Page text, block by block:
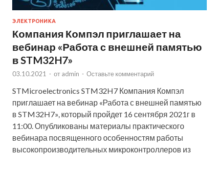
ЭЛЕКТРОНИКА
Компания Компэл приглашает на
вебинар «Работа с внешней памятью
в STM32H7»
03.10.2021 - от admin - Оставьте комментарий
STMicroelectronics STM32H7 Компания Компэл
приглашает на вебинар «Работа с внешней памятью
в STM32H7», который пройдет 16 сентября 2021г в
11:00. Опубликованы материалы практического
вебинара посвященного особенностям работы
высокопроизводительных микроконтроллеров из